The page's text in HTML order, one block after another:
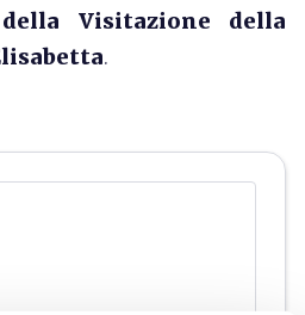
Visitazione della
.